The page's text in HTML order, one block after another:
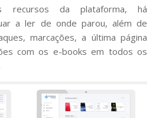
recursos da plataforma, há
a ler de onde parou, além de
marcações, a última página
com os e-books em todos os